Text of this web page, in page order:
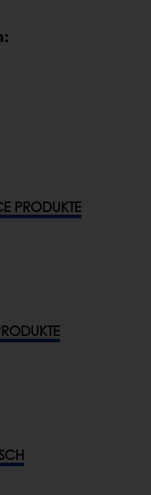
PRODUKTE